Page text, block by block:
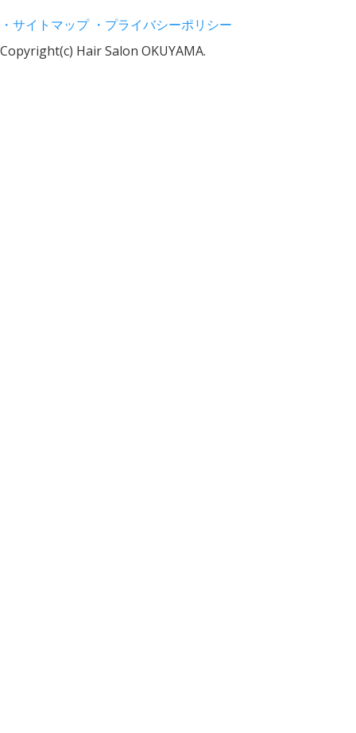
・サイトマップ ・プライバシーポリシー
Copyright(c) Hair Salon OKUYAMA.